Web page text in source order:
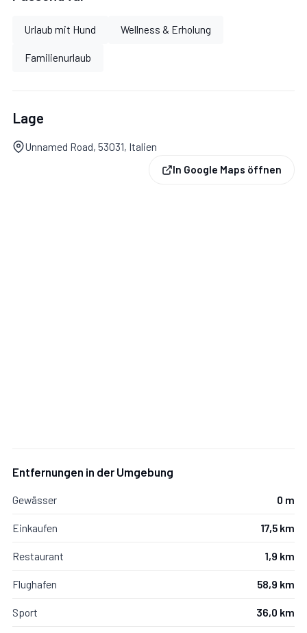
Urlaub mit Hund Wellness & Erholung
Familienurlaub
Lage
Unnamed Road, 53031, Italien
In Google Maps öffnen
Entfernungen in der Umgebung
Gewässer 0 m
Einkaufen 17,5 km
Restaurant 1,9 km
Flughafen 58,9 km
Sport 36,0 km